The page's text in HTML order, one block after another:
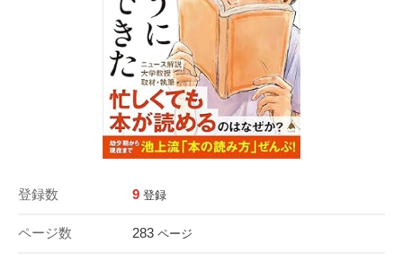
登録数 9 登録
ページ数 283 ページ